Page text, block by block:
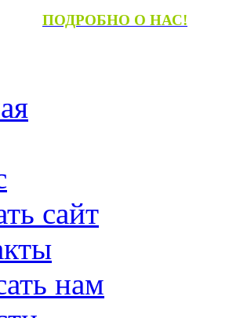
ПОДРОБНО О НАС!
сайт
нам